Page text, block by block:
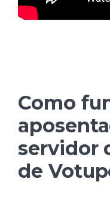
Como
servidor
de